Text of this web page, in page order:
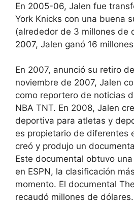
En 2005-06, Jalen fue
York Knicks con una buena
(alrededor de 3 millones de
2007, Jalen ganó 16
En 2007, anunció su retiro
noviembre de 2007, Jalen
como reportero de noticias
NBA TNT. En 2008, Jalen
deportiva para atletas y
es propietario de diferentes
creó y produjo un
Este documental obtuvo
en ESPN, la clasificación
momento. El documental
recaudó millones de dólares.